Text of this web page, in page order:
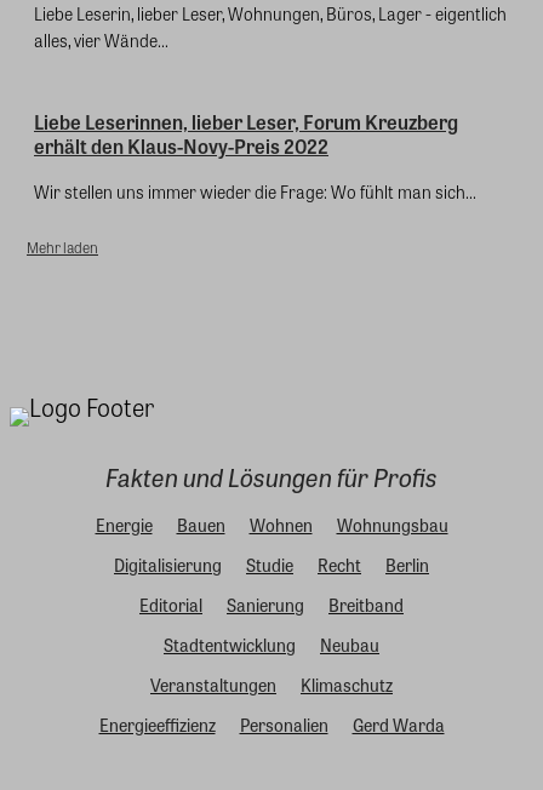
Liebe Leserin, lieber Leser, Wohnungen, Büros, Lager - eigentlich
alles, vier Wände...
Liebe Leserinnen, lieber Leser, Forum Kreuzberg
erhält den Klaus-Novy-Preis 2022
Wir stellen uns immer wieder die Frage: Wo fühlt man sich...
Mehr laden
Fakten und Lösungen für Profis
Energie Bauen Wohnen
Wohnungsbau
Digitalisierung
Studie Recht
Berlin
Editorial
Sanierung
Breitband
Stadtentwicklung
Neubau
Veranstaltungen
Klimaschutz
Energieeffizienz
Personalien Gerd Warda